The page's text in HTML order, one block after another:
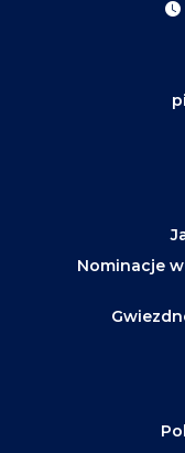
Nominacje